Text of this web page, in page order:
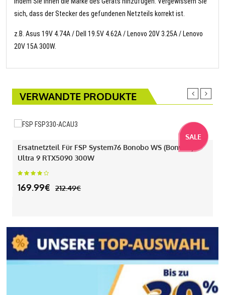
sich, dass der Stecker des gefundenen Netzteils korrekt ist.
z.B. Asus 19V 4.74A / Dell 19.5V 4.62A / Lenovo 20V 3.25A / Lenovo
20V 15A 300W.
VERWANDTE PRODUKTE
SALE
Ersatnetzteil Für FSP System76 Bonobo WS (bonw16)
Ultra 9 RTX5090 300W
169.99€ 212.49€